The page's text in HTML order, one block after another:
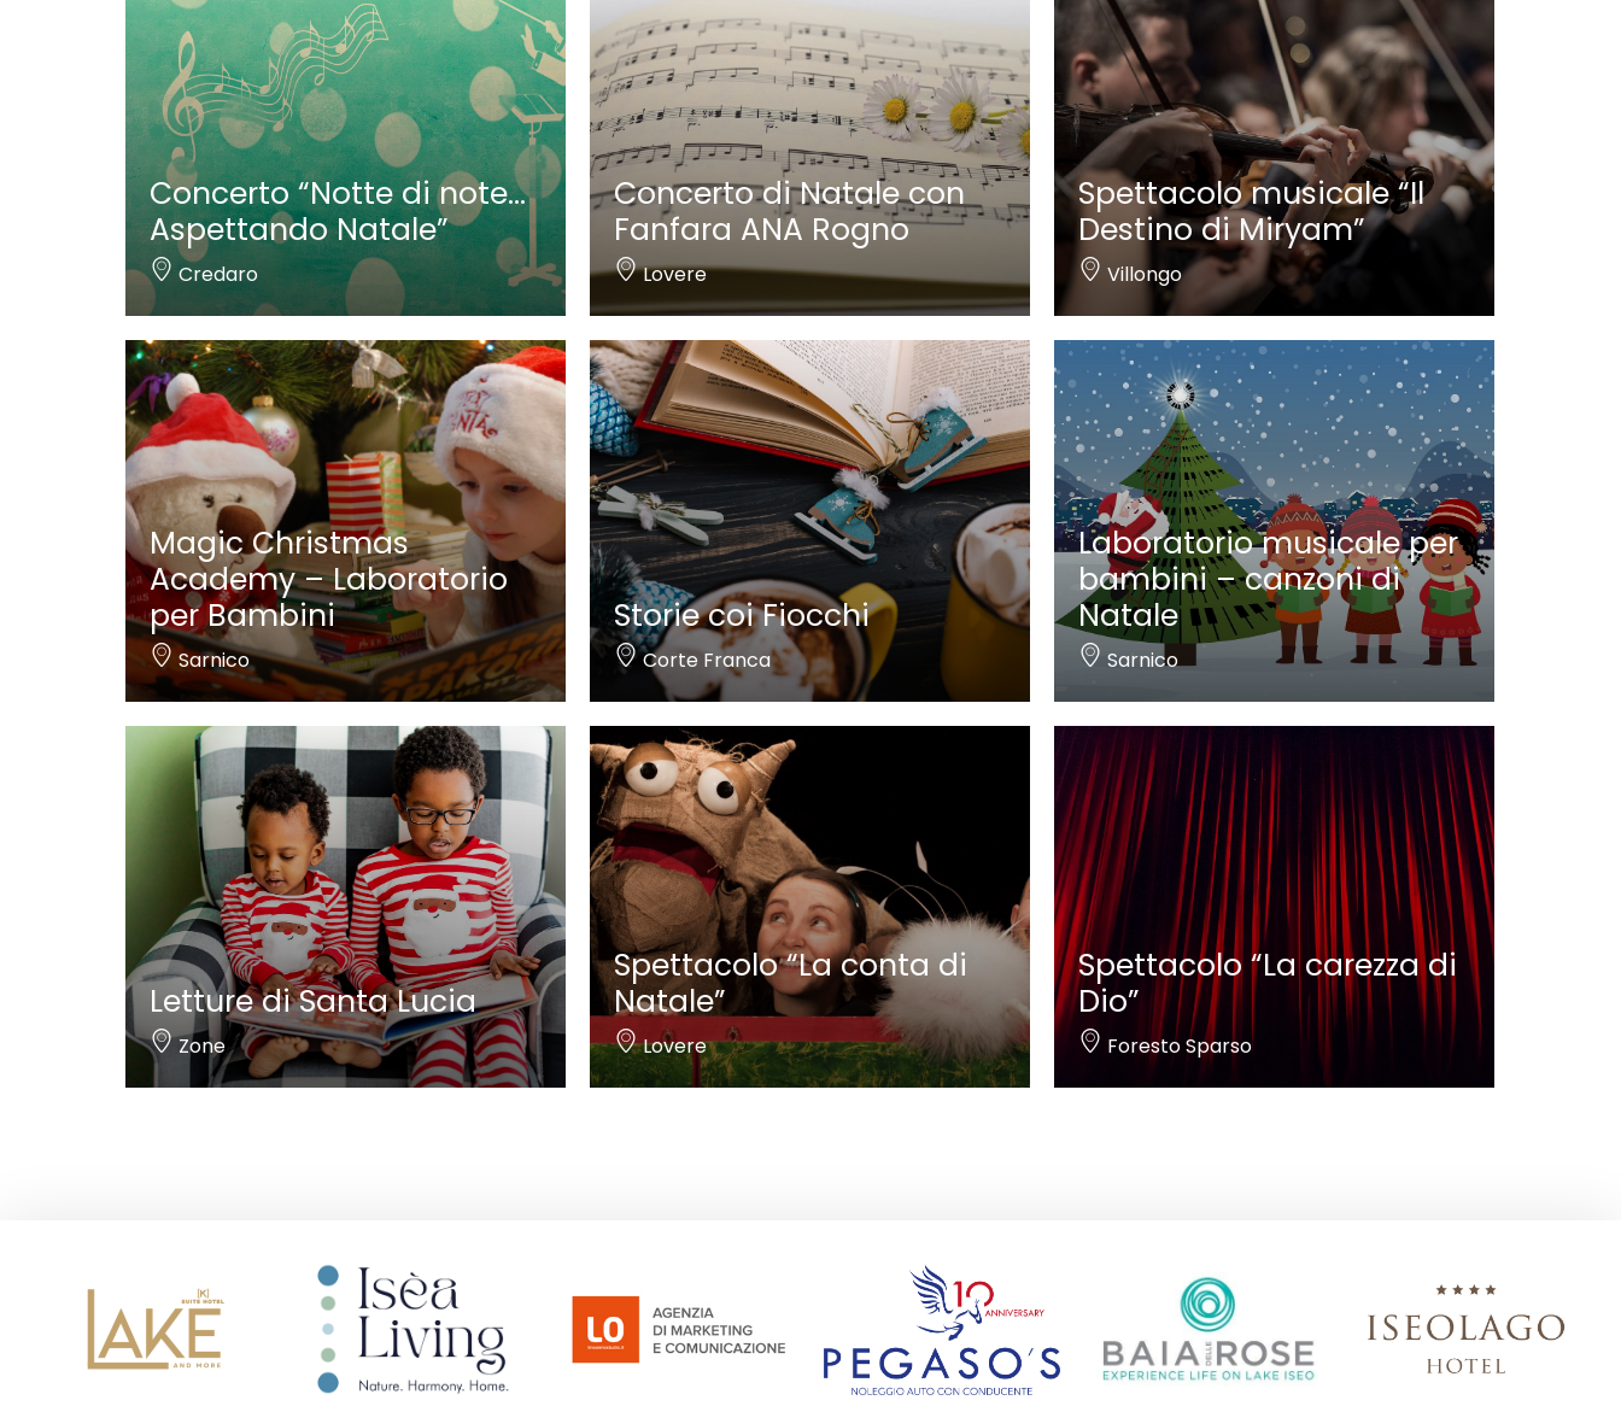
Concerto “Notte di note…
Aspettando Natale”
Credaro
Concerto di Natale con
Fanfara ANA Rogno
Lovere
Spettacolo musicale “Il
Destino di Miryam”
Villongo
Magic Christmas
Academy – Laboratorio
per Bambini
Sarnico
Storie coi Fiocchi
Corte Franca
Laboratorio musicale per
bambini – canzoni di
Natale
Sarnico
Letture di Santa Lucia
Zone
Spettacolo “La conta di
Natale”
Lovere
Spettacolo “La carezza di
Dio”
Foresto Sparso